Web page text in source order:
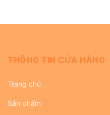
THÔNG TIN CỬA HÀNG
Trang chủ
Sản phẩm